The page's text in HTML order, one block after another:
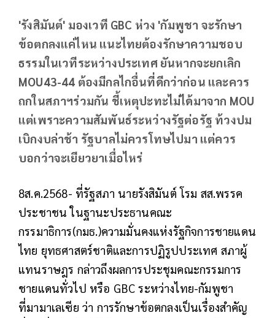
'รังสิมันต์' มองเวที GBC ห่วง 'กัมพูชา จะรักษา
ข้อตกลงแค่ไหน แนะไทยต้องรักษาความชอบ
ธรรมในเวทีระหว่างประเทศ ยันหากจะยกเลิก
MOU43-44 ต้องมีกลไกอื่นที่ดีกว่าก่อน และควร
ถกในสภาฯร่วมกัน ชี้เหตุปะทะไม่ได้มาจาก MOU
แต่เพราะความสัมพันธ์ระหว่างรัฐต่อรัฐ ท้วงปม
เบิกงบล่าช้า รัฐบาลไม่ควรโทษไปมา แต่ควร
บอกว่าจะเยียวยาเมื่อไหร่
8ส.ค.2568- ที่รัฐสภา นายรังสิมันต์ โรม สส.พรรค
ประชาชน ในฐานะประธานคณะ
กรรมาธิการ(กมธ.)ความมั่นคงแห่งรัฐกิจการชายแดน
ไทย ยุทธศาสตร์ชาติและการปฏิรูปประเทศ สภาผู้
แทนราษฎร กล่าวถึงผลการประชุมคณะกรรมการ
ชายแดนทั่วไป หรือ GBC ระหว่างไทย-กัมพูชา
ที่มามาเลเซีย ว่า การรักษาข้อตกลงเป็นเรื่องสำคัญ